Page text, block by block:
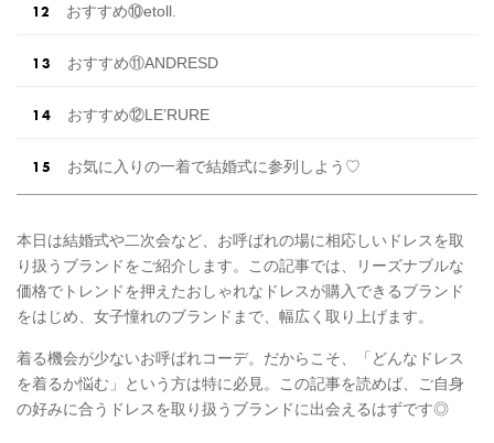
おすすめ⑩etoll.
おすすめ⑪ANDRESD
おすすめ⑫LE’RURE
お気に入りの一着で結婚式に参列しよう♡
本日は結婚式や二次会など、お呼ばれの場に相応しいドレスを取
り扱うブランドをご紹介します。この記事では、リーズナブルな
価格でトレンドを押えたおしゃれなドレスが購入できるブランド
をはじめ、女子憧れのブランドまで、幅広く取り上げます。
着る機会が少ないお呼ばれコーデ。だからこそ、「どんなドレス
を着るか悩む」という方は特に必見。この記事を読めば、ご自身
の好みに合うドレスを取り扱うブランドに出会えるはずです◎